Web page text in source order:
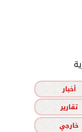
أخبار
تقارير
خارجي